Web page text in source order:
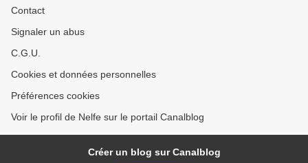
Contact
Signaler un abus
C.G.U.
Cookies et données personnelles
Préférences cookies
Voir le profil de Nelfe sur le portail Canalblog
Créer un blog sur Canalblog